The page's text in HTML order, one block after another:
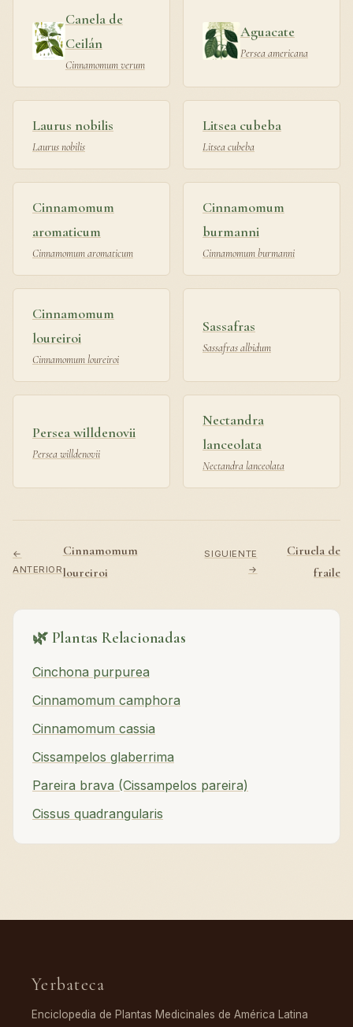
Canela de
Ceilán
Cinnamomum verum
Aguacate
Persea americana
Laurus nobilis
Laurus nobilis
Litsea cubeba
Litsea cubeba
Cinnamomum
aromaticum
Cinnamomum aromaticum
Cinnamomum
burmanni
Cinnamomum burmanni
Cinnamomum
loureiroi
Cinnamomum loureiroi
Sassafras
Sassafras albidum
Persea willdenovii
Persea willdenovii
Nectandra
lanceolata
Nectandra lanceolata
←
ANTERIOR
Cinnamomum
loureiroi
SIGUIENTE
→
Ciruela de
fraile
🌿 Plantas Relacionadas
Cinchona purpurea
Cinnamomum camphora
Cinnamomum cassia
Cissampelos glaberrima
Pareira brava (Cissampelos pareira)
Cissus quadrangularis
Yerbateca
Enciclopedia de Plantas Medicinales de América Latina